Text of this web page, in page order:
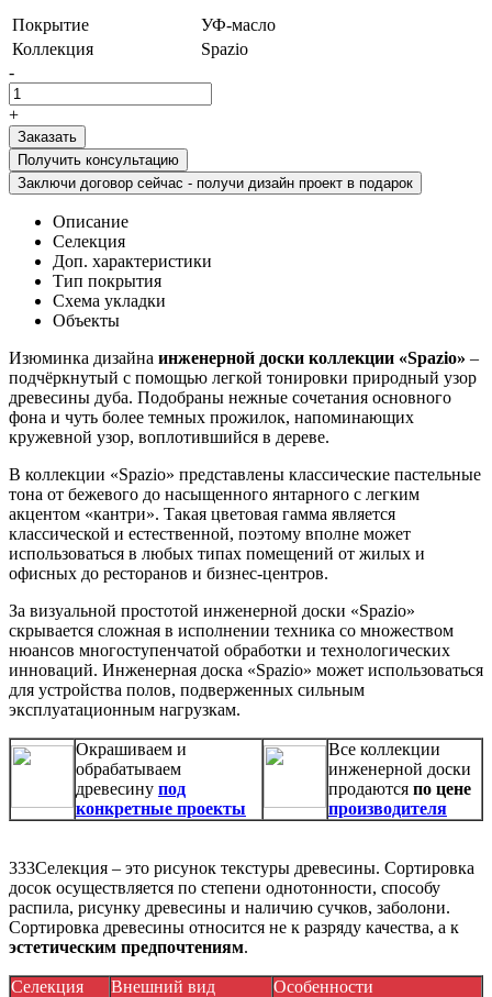
Покрытие
УФ-масло
Коллекция
Spazio
-
+
Получить консультацию
Заключи договор сейчас - получи дизайн проект в подарок
Описание
Селекция
Доп. характеристики
Тип покрытия
Схема укладки
Объекты
Изюминка дизайна инженерной доски коллекции «Spazio» –
подчёркнутый с помощью легкой тонировки природный узор
древесины дуба. Подобраны нежные сочетания основного
фона и чуть более темных прожилок, напоминающих
кружевной узор, воплотившийся в дереве.
В коллекции «Spazio» представлены классические пастельные
тона от бежевого до насыщенного янтарного с легким
акцентом «кантри». Такая цветовая гамма является
классической и естественной, поэтому вполне может
использоваться в любых типах помещений от жилых и
офисных до ресторанов и бизнес-центров.
За визуальной простотой инженерной доски «Spazio»
скрывается сложная в исполнении техника со множеством
нюансов многоступенчатой обработки и технологических
инноваций. Инженерная доска «Spazio» может использоваться
для устройства полов, подверженных сильным
эксплуатационным нагрузкам.
Окрашиваем и
обрабатываем
древесину под
конкретные проекты
Все коллекции
инженерной доски
продаются по цене
производителя
333Селекция – это рисунок текстуры древесины. Сортировка
досок осуществляется по степени однотонности, способу
распила, рисунку древесины и наличию сучков, заболони.
Сортировка древесины относится не к разряду качества, а к
эстетическим предпочтениям.
Селекция Внешний вид Особенности